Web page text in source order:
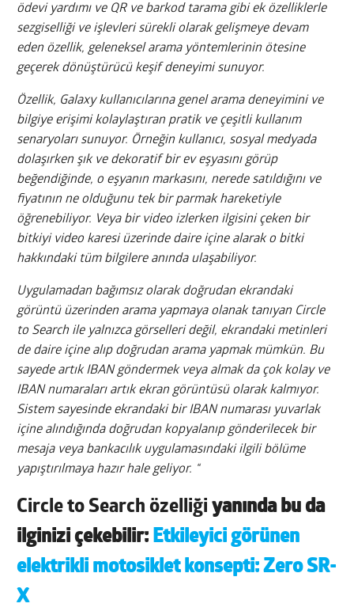
ödevi yardımı ve QR ve barkod tarama gibi ek özelliklerle
sezgiselliği ve işlevleri sürekli olarak gelişmeye devam
eden özellik, geleneksel arama yöntemlerinin ötesine
geçerek dönüştürücü keşif deneyimi sunuyor.
Özellik, Galaxy kullanıcılarına genel arama deneyimini ve
bilgiye erişimi kolaylaştıran pratik ve çeşitli kullanım
senaryoları sunuyor. Örneğin kullanıcı, sosyal medyada
dolaşırken şık ve dekoratif bir ev eşyasını görüp
beğendiğinde, o eşyanın markasını, nerede satıldığını ve
fiyatının ne olduğunu tek bir parmak hareketiyle
öğrenebiliyor. Veya bir video izlerken ilgisini çeken bir
bitkiyi video karesi üzerinde daire içine alarak o bitki
hakkındaki tüm bilgilere anında ulaşabiliyor.
Uygulamadan bağımsız olarak doğrudan ekrandaki
görüntü üzerinden arama yapmaya olanak tanıyan Circle
to Search ile yalnızca görselleri değil, ekrandaki metinleri
de daire içine alıp doğrudan arama yapmak mümkün. Bu
sayede artık IBAN göndermek veya almak da çok kolay ve
IBAN numaraları artık ekran görüntüsü olarak kalmıyor.
Sistem sayesinde ekrandaki bir IBAN numarası yuvarlak
içine alındığında doğrudan kopyalanıp gönderilecek bir
mesaja veya bankacılık uygulamasındaki ilgili bölüme
yapıştırılmaya hazır hale geliyor. “
Circle to Search özelliğiyanında bu da
ilginizi çekebilir: Etkileyici görünen
elektrikli motosiklet konsepti: Zero SR-
X